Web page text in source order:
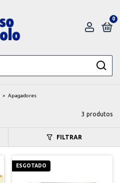
0
> Apagadores
3 produtos
FILTRAR
ESGOTADO